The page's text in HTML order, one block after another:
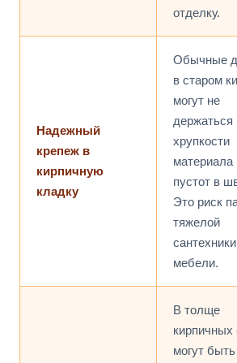
отделку.
Надежный
крепеж в
кирпичную
кладку
Обычные
в старом
могут не
держаться
хрупкости
материала
пустот в
Это риск
тяжелой
мебели.
В толще
кирпичных
могут быть